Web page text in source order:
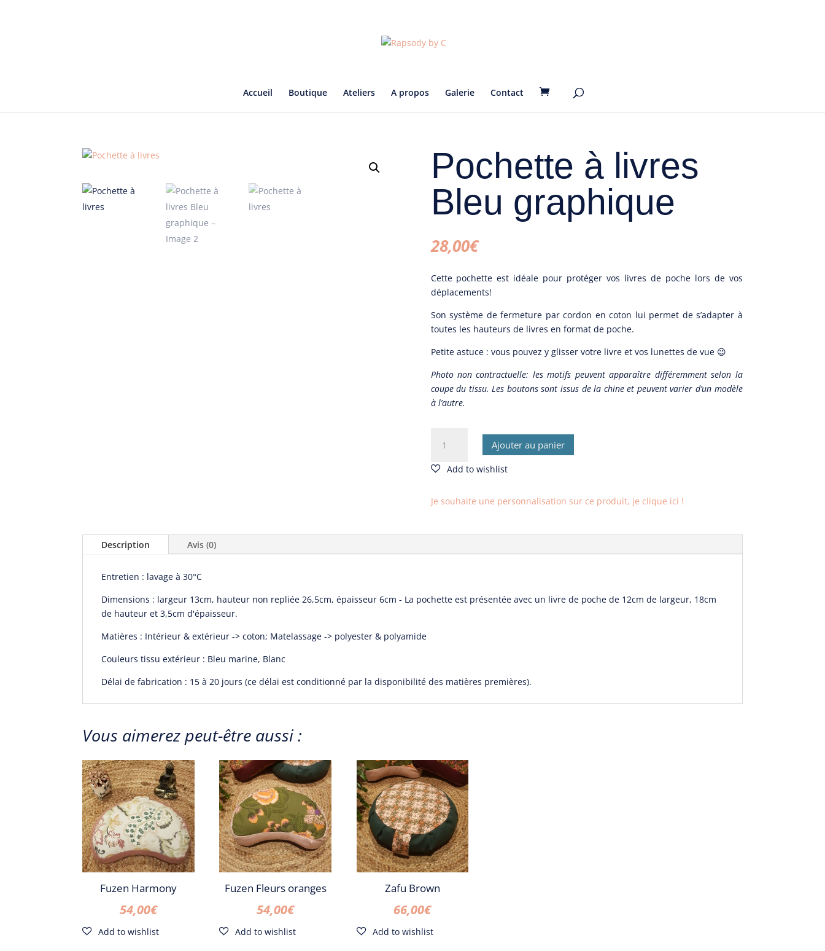
Accueil Boutique Ateliers A propos Galerie Contact
Pochette à livres
Bleu graphique
28,00€
Cette pochette est idéale pour protéger vos livres de poche lors de vos
déplacements!
Son système de fermeture par cordon en coton lui permet de s’adapter à
toutes les hauteurs de livres en format de poche.
Petite astuce : vous pouvez y glisser votre livre et vos lunettes de vue 😉
Photo non contractuelle: les motifs peuvent apparaître différemment selon la
coupe du tissu. Les boutons sont issus de la chine et peuvent varier d’un modèle
à l’autre.
Pochette
Bleu
Ajouter au panier
Je souhaite une personnalisation sur ce produit, je clique ici !
Description Avis (0)
Entretien : lavage à 30°C
Dimensions : largeur 13cm, hauteur non repliée 26,5cm, épaisseur 6cm - La pochette est présentée avec un livre de poche de 12cm de largeur, 18cm
de hauteur et 3,5cm d'épaisseur.
Matières : Intérieur & extérieur -> coton; Matelassage -> polyester & polyamide
Couleurs tissu extérieur : Bleu marine, Blanc
Délai de fabrication : 15 à 20 jours (ce délai est conditionné par la disponibilité des matières premières).
Vous aimerez peut-être aussi :
Fuzen Harmony
54,00€
Fuzen Fleurs oranges
54,00€
Zafu Brown
66,00€